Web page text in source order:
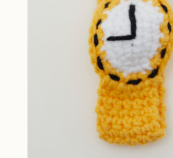
Яндекс. Музыка Novem FM
Все товары
Игра «Йогастика»
Магазин